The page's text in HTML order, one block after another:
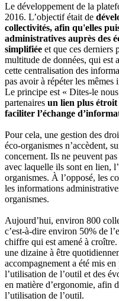
Le développement de la
2016. L’objectif était de
collectivités, afin qu'elles
administratives auprès des
simplifiée et que ces derniers
multitude de données, qui est
cette centralisation des
pas avoir à répéter les
Le principe est « Dites-le
partenaires un lien plus étroit
faciliter l’échange
Pour cela, une gestion des
éco-organismes n’accèdent,
concernent. Ils ne peuvent
avec laquelle ils sont en lien,
organismes. À l’opposé, les
les informations
organismes.
Aujourd’hui, environ 800
c’est-à-dire environ 50% de
chiffre qui est amené à
une dizaine à être
accompagnement a été mis
l’utilisation de l’outil et des
en matière d’ergonomie, afin
l’utilisation de l’outil.